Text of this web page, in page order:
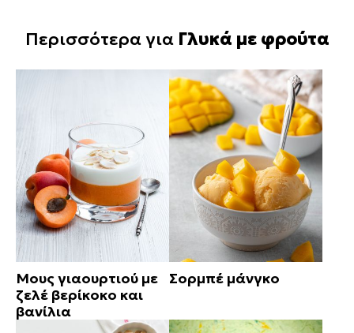
Περισσότερα για Γλυκά με φρούτα
Μους γιαουρτιού με
ζελέ βερίκοκο και
βανίλια
Σορμπέ μάνγκο